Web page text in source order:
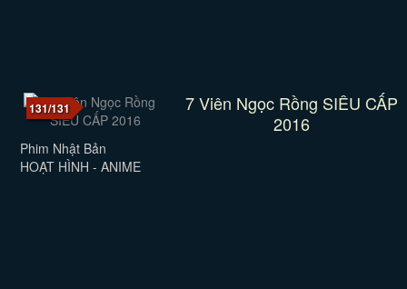
131/131
7 Viên Ngọc Rồng SIÊU CẤP
2016
Phim Nhật Bản
HOẠT HÌNH - ANIME